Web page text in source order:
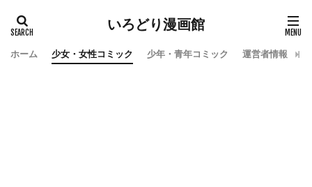
いろどり漫画館
ホーム 少女・女性コミック 少年・青年コミック 運営者情報